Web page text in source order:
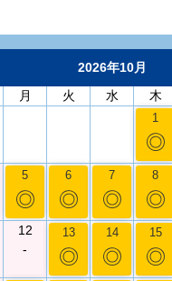
2026年10月
月
火 水 木
1
◎
5
◎
6
◎
7
◎
8
◎
12
-
13
◎
14
◎
15
◎